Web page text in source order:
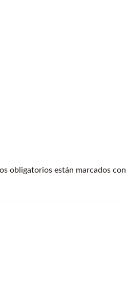
obligatorios están marcados con